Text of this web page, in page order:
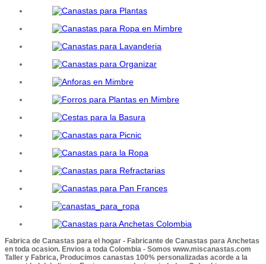
Fabrica de Canastas para el hogar - Fabricante de Canastas para Anchetas
en toda ocasion. Envios a toda Colombia - Somos www.miscanastas.com
Taller y Fabrica, Producimos canastas 100% personalizadas acorde a la